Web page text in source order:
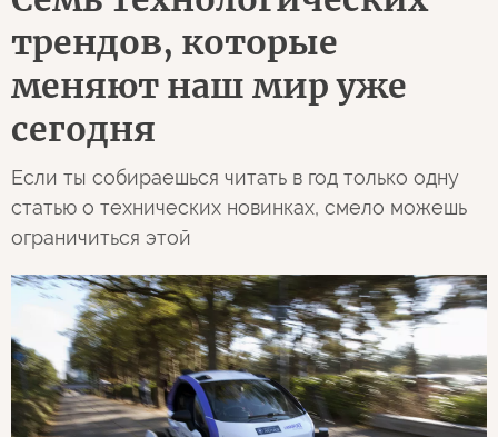
трендов, которые
меняют наш мир уже
сегодня
Если ты собираешься читать в год только одну
статью о технических новинках, смело можешь
ограничиться этой